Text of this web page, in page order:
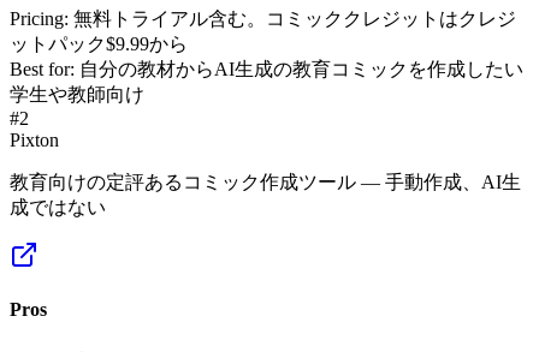
Pricing: 無料トライアル含む。コミッククレジットはクレジ
ットパック$9.99から
Best for: 自分の教材からAI生成の教育コミックを作成したい
学生や教師向け
#2
Pixton
教育向けの定評あるコミック作成ツール — 手動作成、AI生
成ではない
Pros